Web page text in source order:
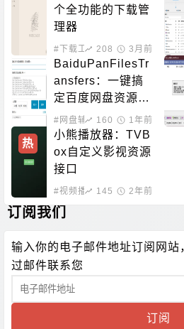
个全功能的下载管
理器
#下载工具 208 3月前
BaiduPanFilesTr
ansfers：一键搞
定百度网盘资源！
百度网盘批量转
存、分享和检测工
具
#网盘辅助 160 1年前
热
小熊播放器：TVB
ox自定义影视资源
接口
#视频播放 145 2年前
订阅我们
输入你的电子邮件地址订阅网站
过邮件联系您
订阅